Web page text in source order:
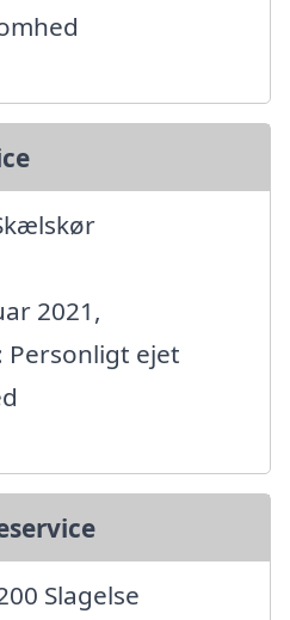
2021,
Personligt ejet
Slagelse